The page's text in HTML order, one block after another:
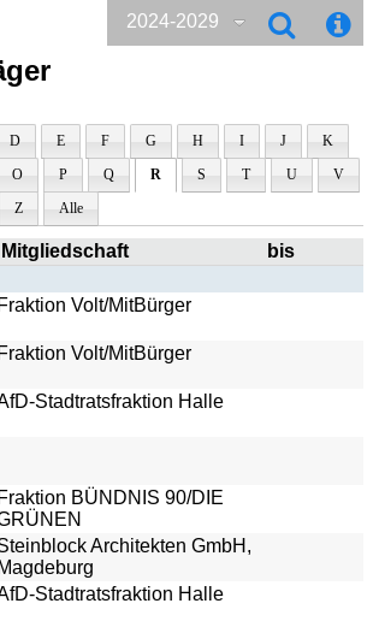
2024-2029
D E F G H I J
K
O P Q R S T U
V
Z Alle
Mitgliedschaft bis
Fraktion Volt/MitBürger
Fraktion Volt/MitBürger
Stadtratsfraktion Halle
Fraktion BÜNDNIS 90/DIE
Architekten GmbH,
Magdeburg
Stadtratsfraktion Halle